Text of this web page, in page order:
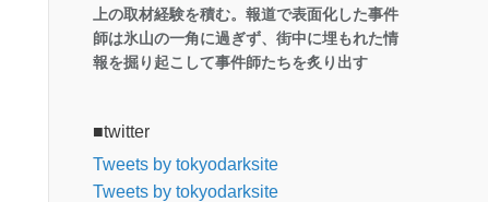
上の取材経験を積む。報道で表面化した事件
師は氷山の一角に過ぎず、街中に埋もれた情
報を掘り起こして事件師たちを炙り出す
■twitter
Tweets by tokyodarksite
Tweets by tokyodarksite